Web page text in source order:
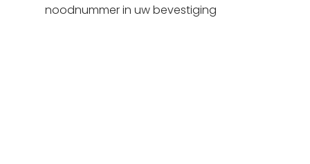
noodnummer in uw bevestiging